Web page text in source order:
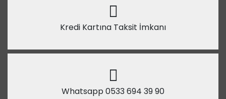
Kredi Kartına Taksit İmkanı
Whatsapp 0533 694 39 90